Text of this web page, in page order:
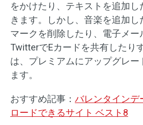
をかけたり、テキストを追加
きます。しかし、音楽を追加
マークを削除したり、電子メー
TwitterでEカードを共有したり
は、プレミアムにアップグレー
ます。
おすすめ記事： バレンタインデ
ロードできるサイト ベスト8